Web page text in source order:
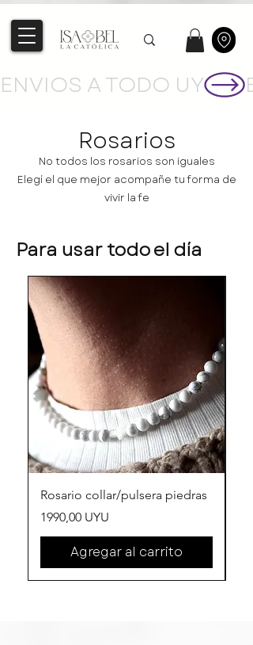
ENVIOS A TODO UY
Rosarios
No todos los rosarios son iguales
Elegí el que mejor acompañe tu forma de
vivir la fe
Para usar todo el día
Rosario collar/pulsera piedras
Precio
1990,00 UYU
Agregar al carrito